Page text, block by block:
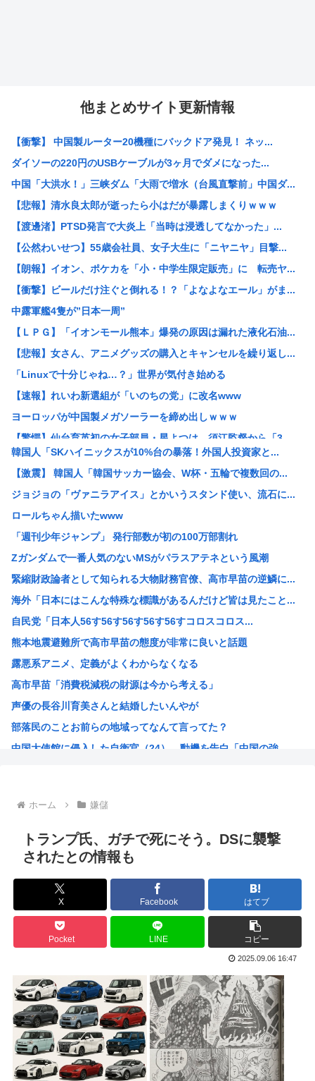
他まとめサイト更新情報
【衝撃】 中国製ルーター20機種にバックドア発見！ ネッ...
ダイソーの220円のUSBケーブルが3ヶ月でダメになった...
中国「大洪水！」三峡ダム「大雨で増水（台風直撃前」中国ダ...
【悲報】清水良太郎が逝ったら小はだが暴露しまくりｗｗｗ
【渡邊渚】PTSD発言で大炎上「当時は浸透してなかった」...
【公然わいせつ】55歳会社員、女子大生に「ニヤニヤ」目撃...
【朗報】イオン、ポケカを「小・中学生限定販売」に 転売ヤ...
【衝撃】ビールだけ注ぐと倒れる！？「よなよなエール」がま...
中露軍艦4隻が”日本一周”
【ＬＰＧ】「イオンモール熊本」爆発の原因は漏れた液化石油...
【悲報】女さん、アニメグッズの購入とキャンセルを繰り返し...
「Linuxで十分じゃね…？」世界が気付き始める
【速報】れいわ新選組が「いのちの党」に改名www
ヨーロッパが中国製メガソーラーを締め出しｗｗｗ
【驚愕】仙台育英初の女子部員・星よつは、須江監督から「3...
【悲報】侍戦士、井端を酷評「競馬の話以外は会話がなく意思...
【画像】お姉ちゃん（21）高校生の弟と一緒にお風呂に入っ...
ウクライナ、ついに力尽きる
韓国人の対日好感度が過去最高に、「ノージャパン」は終わっ...
高市洋一「アメリカで経済学を学んだ。MMT信者じゃありま...
【衝撃】「え、これカバー曲だったの！？」って知って驚いた...
中国Zbtlink製ルーター20機種にバックドア見つかる...
【悲報】ディズニーのおいなり巻（600円）、卑猥すぎて賛...
【驚愕】名作『無職転生』凄い事に気付いたwww『無職転生...
セカンドサマーウイカ、AVになってしまう…「このAV最高...
ワイの株式口座 爆損で逝く
海行ってきたで
中国企業Zbtlink製のルーター20機種にバックドア…...
実は女に勘違いされている男のオ●ニー挙げてけ
韓国人「SKハイニックスが10%台の暴落！外国人投資家と...
【激震】 韓国人「韓国サッカー協会、W杯・五輪で複数回の...
ジョジョの「ヴァニラアイス」とかいうスタンド使い、流石に...
ロールちゃん描いたwww
「週刊少年ジャンプ」 発行部数が初の100万部割れ
Zガンダムで一番人気のないMSがパラスアテネという風潮
緊縮財政論者として知られる大物財務官僚、高市早苗の逆鱗に...
海外「日本にはこんな特殊な標識があるんだけど皆は見たこと...
自民党「日本人56す56す56す56す56すコロスコロス...
熊本地震避難所で高市早苗の態度が非常に良いと話題
露悪系アニメ、定義がよくわからなくなる
高市早苗「消費税減税の財源は今から考える」
声優の長谷川育美さんと結婚したいんやが
部落民のことお前らの地域ってなんて言ってた？
中国大使館に侵入した自衛官（24）、動機を告白「中国の強...
韓国人「韓国サッカー協会W杯予選で外国人審判に性接待した...
「味方のふりをしてたが、実は敵のスパイだったキャラ」 何...
みいちゃん作者、お気持ち表明ツイートから1週間沈黙www
ヒロアカ見たらまじで好きになったんやが
【画像】カノカリ女、とんでもないエ口グッズにされてしまい...
韓国人「日本には韓国みたいなドラッグストアがないので韓国...
宮崎駿「声優は娼婦のような声」←これ正論すぎるよな
なんかおもろい漫画ない?
バンダイナムコ決算、プリキュアが前年比大幅減少
財務省のエース、左遷
韓国人「地震で高市早苗ちゃんは北朝鮮の金正恩と比較され完...
山本五十六「明日は真珠湾攻撃か…なんやこれ、デスノート？...
ホーム 嫌儲
トランプ氏、ガチで死にそう。DSに襲撃
されたとの情報も
X Facebook はてブ
Pocket LINE コピー
2025.09.06 16:47